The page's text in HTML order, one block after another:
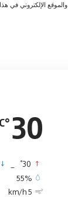
الإلكتروني في
30
°C
30
°
55%
5 km/h